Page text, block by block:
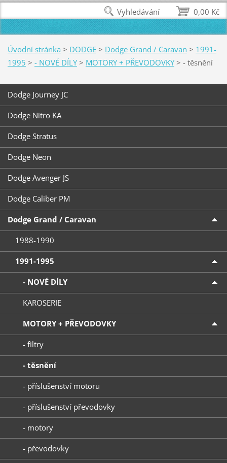
Úvodní stránka > DODGE > Dodge Grand / Caravan > 1991-
1995 > - NOVÉ DÍLY > MOTORY + PŘEVODOVKY > - těsnění
Dodge Journey JC
Dodge Nitro KA
Dodge Stratus
Dodge Neon
Dodge Avenger JS
Dodge Caliber PM
Dodge Grand / Caravan
1988-1990
1991-1995
- NOVÉ DÍLY
KAROSERIE
MOTORY + PŘEVODOVKY
- filtry
- těsnění
- příslušenství motoru
- příslušenství převodovky
- motory
- převodovky
0,00 Kč
Vyhledávání